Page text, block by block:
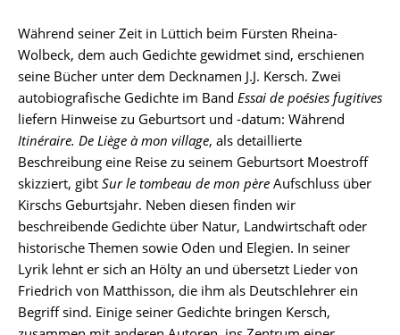
Während seiner Zeit in Lüttich beim Fürsten Rheina-
Wolbeck, dem auch Gedichte gewidmet sind, erschienen
seine Bücher unter dem Decknamen J.J. Kersch. Zwei
autobiografische Gedichte im Band Essai de poésies fugitives
liefern Hinweise zu Geburtsort und -datum: Während
Itinéraire. De Liège à mon village, als detaillierte
Beschreibung eine Reise zu seinem Geburtsort Moestroff
skizziert, gibt Sur le tombeau de mon père Aufschluss über
Kirschs Geburtsjahr. Neben diesen finden wir
beschreibende Gedichte über Natur, Landwirtschaft oder
historische Themen sowie Oden und Elegien. In seiner
Lyrik lehnt er sich an Hölty an und übersetzt Lieder von
Friedrich von Matthisson, die ihm als Deutschlehrer ein
Begriff sind. Einige seiner Gedichte bringen Kersch,